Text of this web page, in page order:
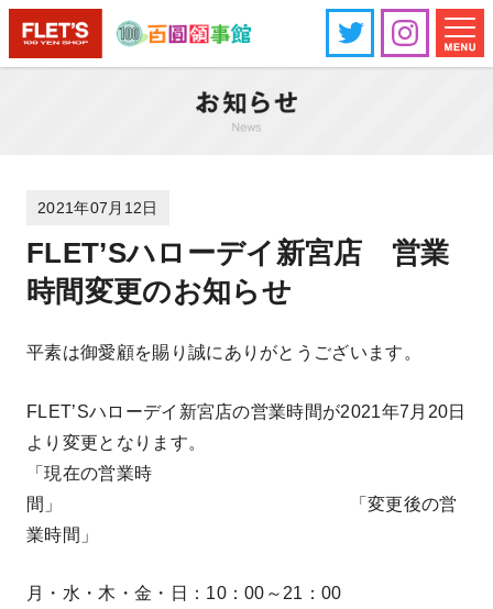
2021年07月12日
FLET’Sハローデイ新宮店 営業
時間変更のお知らせ
平素は御愛顧を賜り誠にありがとうございます。
FLET’Sハローデイ新宮店の営業時間が2021年7月20日
より変更となります。
「現在の営業時
間」 「変更後の営
業時間」
月・水・木・金・日：10：00～21：00